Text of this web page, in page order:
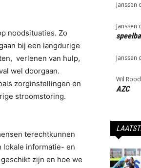
noodsituaties. Zo
bij een langdurige
verlenen van hulp,
wel doorgaan.
zorginstellingen en
stroomstoring.
terechtkunnen
lokale informatie- en
zijn en hoe we
Janssen
Janssen
Janssen
Wil
AZC